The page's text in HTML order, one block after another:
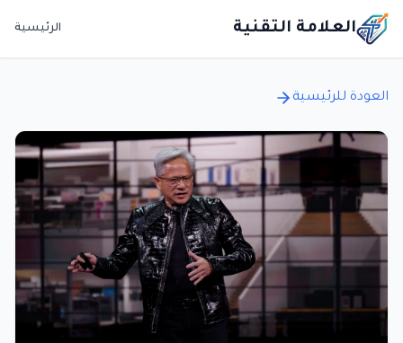
العلامة التقنية الرئيسية
العودة للرئيسية